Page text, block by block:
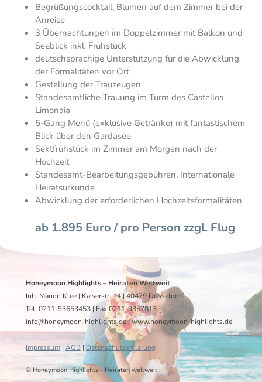
Begrüßungscocktail, Blumen auf dem Zimmer bei der
Anreise
3 Übernachtungen im Doppelzimmer mit Balkon und
Seeblick inkl. Frühstück
deutschsprachige Unterstützung für die Abwicklung
der Formalitäten vor Ort
Gestellung der Trauzeugen
Standesamtliche Trauung im Turm des Castellos
Limonaia
5-Gang Menü (exklusive Getränke) mit fantastischem
Blick über den Gardasee
Sektfrühstück im Zimmer am Morgen nach der
Hochzeit
Standesamt-Bearbeitungsgebühren, Internationale
Heiratsurkunde
Abwicklung der erforderlichen Hochzeitsformalitäten​
ab 1.895 Euro / pro Person zzgl. Flug
Honeymoon Highlights – Heiraten Weltweit
Inh. Marion Klee | Kaiserstr. 14 | 40479 Düsseldorf
Tel. 0211-93653453 | Fax 0211-9357013
info@honeymoon-highlights.de | www.honeymoon-highlights.de
Impressum | AGB| Datenschutzerklärung
© Honeymoon Highlights - Heiraten weltweit